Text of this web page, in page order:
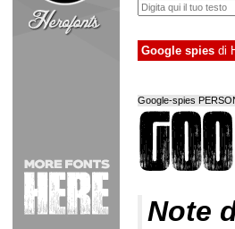
Google spies di
Google-spies
Note